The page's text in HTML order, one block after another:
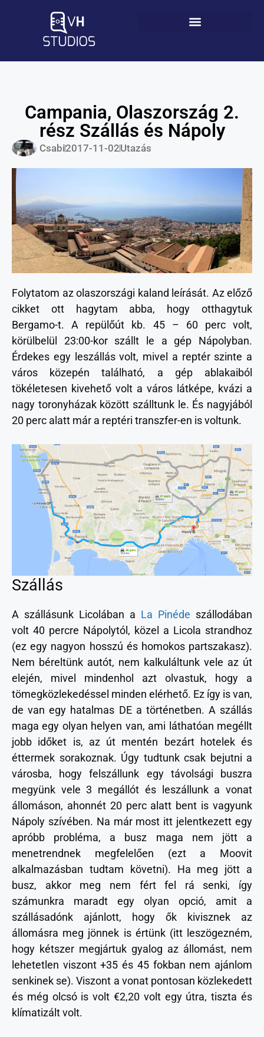
Campania, Olaszország 2.
rész Szállás és Nápoly
Csabi2017-11-02Utazás
Folytatom az olaszországi kaland leírását. Az előző
cikket ott hagytam abba, hogy otthagytuk
Bergamo-t. A repülőút kb. 45 – 60 perc volt,
körülbelül 23:00-kor szállt le a gép Nápolyban.
Érdekes egy leszállás volt, mivel a reptér szinte a
város közepén található, a gép ablakaiból
tökéletesen kivehető volt a város látképe, kvázi a
nagy toronyházak között szálltunk le. És nagyjából
20 perc alatt már a reptéri transzfer-en is voltunk.
Szállás
A szállásunk Licolában a La Pinéde szállodában
volt 40 percre Nápolytól, közel a Licola strandhoz
(ez egy nagyon hosszú és homokos partszakasz).
Nem béreltünk autót, nem kalkuláltunk vele az út
elején, mivel mindenhol azt olvastuk, hogy a
tömegközlekedéssel minden elérhető. Ez így is van,
de van egy hatalmas DE a történetben. A szállás
maga egy olyan helyen van, ami láthatóan megéllt
jobb időket is, az út mentén bezárt hotelek és
éttermek sorakoznak. Úgy tudtunk csak bejutni a
városba, hogy felszállunk egy távolsági buszra
megyünk vele 3 megállót és leszállunk a vonat
állomáson, ahonnét 20 perc alatt bent is vagyunk
Nápoly szívében. Na már most itt jelentkezett egy
apróbb probléma, a busz maga nem jött a
menetrendnek megfelelően (ezt a Moovit
alkalmazásban tudtam követni). Ha meg jött a
busz, akkor meg nem fért fel rá senki, így
számunkra maradt egy olyan opció, amit a
szállásadónk ajánlott, hogy ők kivisznek az
állomásra meg jönnek is értünk (itt leszögezném,
hogy kétszer megjártuk gyalog az állomást, nem
lehetetlen viszont +35 és 45 fokban nem ajánlom
senkinek se). Viszont a vonat pontosan közlekedett
és még olcsó is volt €2,20 volt egy útra, tiszta és
klímatizált volt.